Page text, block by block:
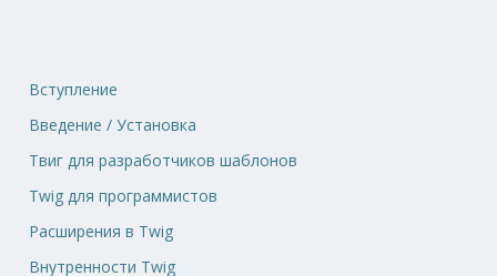
Вступление
Введение / Установка
Твиг для разработчиков шаблонов
Twig для программистов
Расширения в Twig
Внутренности Twig